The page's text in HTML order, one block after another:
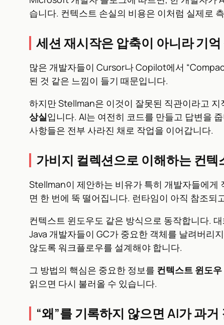
습니다. 컨텍스트 손실의 비용은 이처럼 실제로
세션 재시작은 압축이 아니라 기
많은 개발자들이 Cursor나 Copilot에서
된 것 같은 느낌이 들기 때문입니다.
하지만 Stellman은 이것이 잘못된 직관이라고
상실입니다. AI는 여전히 코드를 만들고 답변을
사항들은 전부 사라진 채로 작업을 이어갑니다.
가비지 컬렉션으로 이해하는 컨텍
Stellman이 제안하는 비유가 특히 개발자들에게
면 한 번에 뚝 떨어집니다. 런타임이 아직 참조
컨텍스트 윈도우도 같은 방식으로 동작합니다.
Java 개발자들이 GC가 중요한 객체를 날려버리
않도록 워크플로우를 설계해야 합니다.
그 방법의 핵심은 중요한 정보를 컨텍스트 윈도
읽으면 다시 불러올 수 있습니다.
“왜”를 기록하지 않으면 AI가 과